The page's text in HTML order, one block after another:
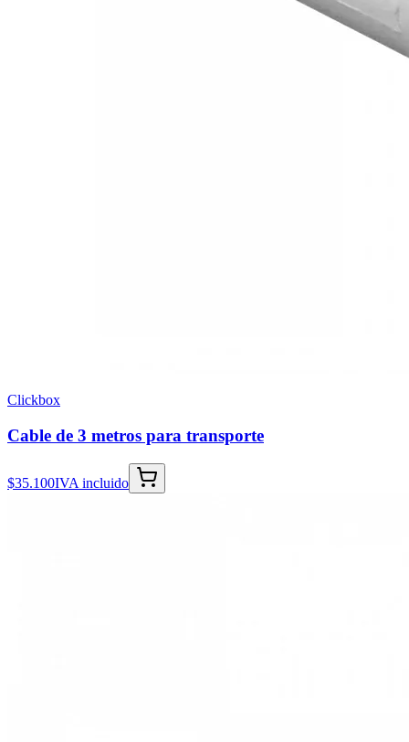
Clickbox
Cable de 3 metros para transporte
$35.100IVA incluido